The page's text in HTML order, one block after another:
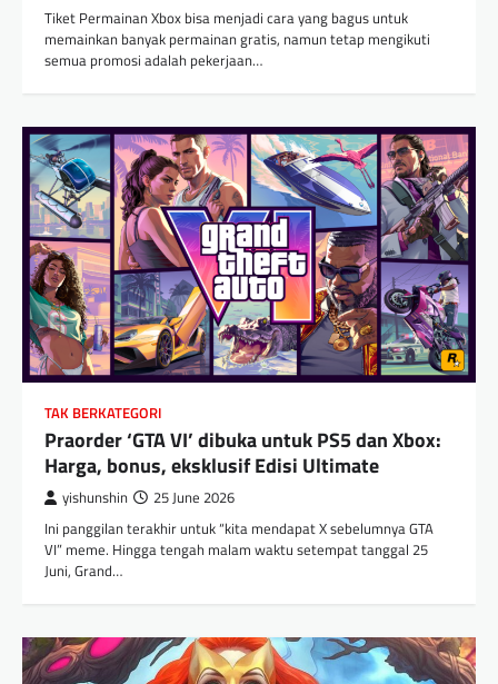
Tiket Permainan Xbox bisa menjadi cara yang bagus untuk
memainkan banyak permainan gratis, namun tetap mengikuti
semua promosi adalah pekerjaan…
TAK BERKATEGORI
Praorder ‘GTA VI’ dibuka untuk PS5 dan Xbox:
Harga, bonus, eksklusif Edisi Ultimate
yishunshin 25 June 2026
Ini panggilan terakhir untuk “kita mendapat X sebelumnya GTA
VI” meme. Hingga tengah malam waktu setempat tanggal 25
Juni, Grand…